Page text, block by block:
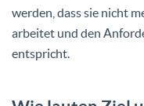
werden, dass sie nicht
arbeitet und den
entspricht.